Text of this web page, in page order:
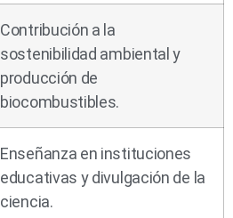
Contribución a la
sostenibilidad ambiental y
producción de
biocombustibles.
Enseñanza en instituciones
educativas y divulgación de la
ciencia.